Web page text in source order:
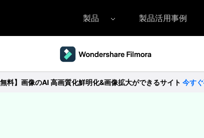
製品
Filmora（フィモーラ）
製品活用事例
無料】画像のAI 高画質化鮮明化&画像拡大ができるサイト 今す